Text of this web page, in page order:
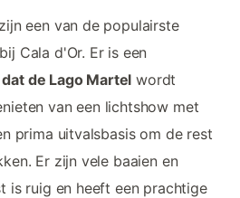
een van de populairste
Cala d'Or. Er is een
de Lago Martel wordt
van een lichtshow met
prima uitvalsbasis om de rest
Er zijn vele baaien en
is ruig en heeft een prachtige